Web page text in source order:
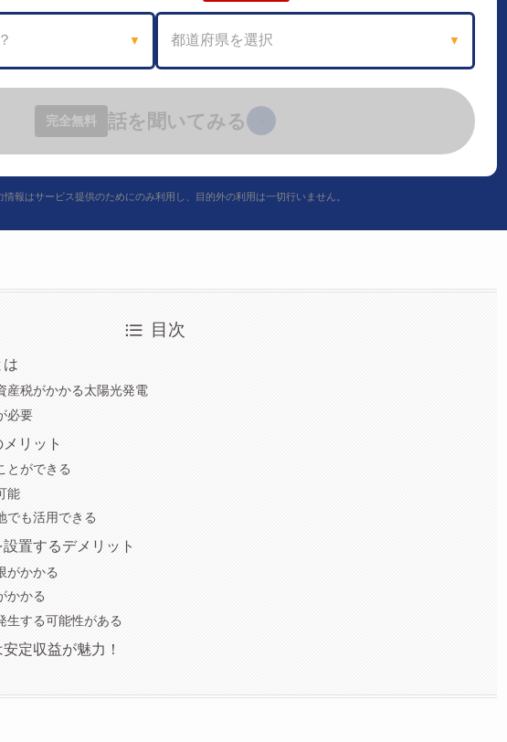
▼ 都道府県を選択 ▼
完全無料 話を聞いてみる
報はサービス提供のためにのみ利用し、目的外の利用は一切行いません。
目次
は
産税がかかる太陽光発電
必要
リット
とができる
能
でも活用できる
置するデメリット
がかかる
かかる
生する可能性がある
定収益が魅力！